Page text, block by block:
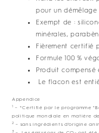
pour un
Exempt de :
minérales,
Fièrement certifié
Formule 100 %
Produit compensé
Le flacon est
Appendice
1 – *Certifié par le programme
politique mondiale en matière
2 – sans ingrédients d’origine
3